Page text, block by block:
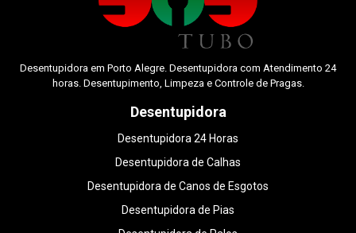
Desentupidora em Porto Alegre. Desentupidora com Atendimento 24
horas. Desentupimento, Limpeza e Controle de Pragas.
Desentupidora
Desentupidora 24 Horas
Desentupidora de Calhas
Desentupidora de Canos de Esgotos
Desentupidora de Pias